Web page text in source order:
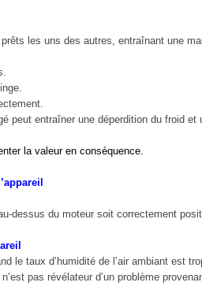
les uns des autres, entraînant une
peut entraîner une déperdition du froid et
la valeur en conséquence.
dessus du moteur soit correctement
le taux d’humidité de l’air ambiant est
pas révélateur d’un problème